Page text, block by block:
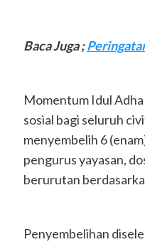
Baca Juga ;
Momentum Idul
sosial bagi seluruh
menyembelih 6
pengurus yayasan,
berurutan
Penyembelihan